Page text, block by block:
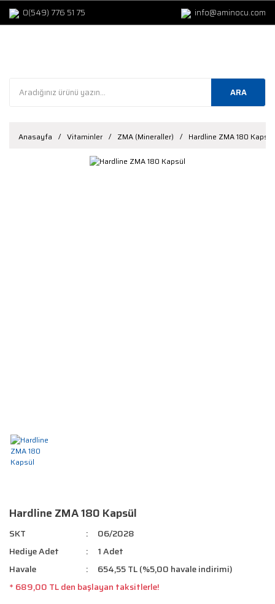
0(549) 776 51 75 info@aminocu.com
ARA
Anasayfa Vitaminler ZMA (Mineraller) Hardline ZMA 180 Kapsül
Hardline ZMA 180 Kapsül
SKT
06/2028
Hediye Adet
1 Adet
Havale
654,55 TL (%5,00 havale indirimi)
* 689,00 TL den başlayan taksitlerle!